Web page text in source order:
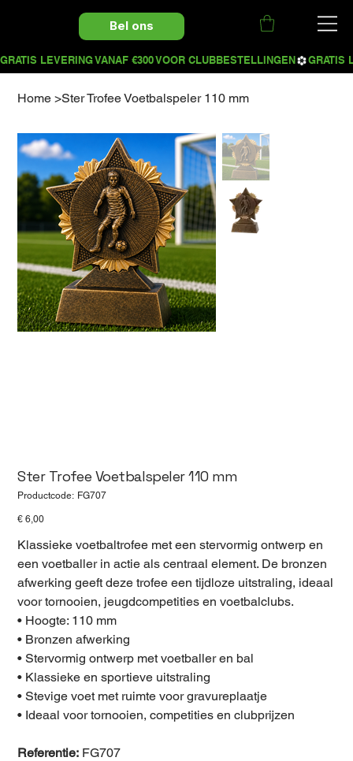
Bel ons
Home >Ster Trofee Voetbalspeler 110 mm
Ster Trofee Voetbalspeler 110 mm
Productcode: Productcode
FG707
Prijs
€ 6,00
Klassieke voetbaltrofee met een stervormig ontwerp en
een voetballer in actie als centraal element. De bronzen
afwerking geeft deze trofee een tijdloze uitstraling, ideaal
voor tornooien, jeugdcompetities en voetbalclubs.
• Hoogte: 110 mm
• Bronzen afwerking
• Stervormig ontwerp met voetballer en bal
• Klassieke en sportieve uitstraling
• Stevige voet met ruimte voor gravureplaatje
• Ideaal voor tornooien, competities en clubprijzen
Referentie: FG707